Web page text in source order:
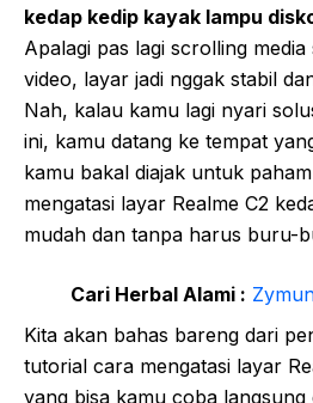
kedap kedip kayak lampu
Apalagi pas lagi scrolling
video, layar jadi nggak stabil
Nah, kalau kamu lagi nyari
ini, kamu datang ke tempat
kamu bakal diajak untuk
mengatasi layar Realme C2
mudah dan tanpa harus buru-
Cari Herbal Alami :
Kita akan bahas bareng dari
tutorial cara mengatasi layar
yang bisa kamu coba langsung